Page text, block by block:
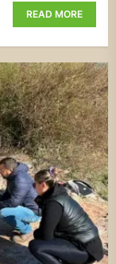
READ MORE